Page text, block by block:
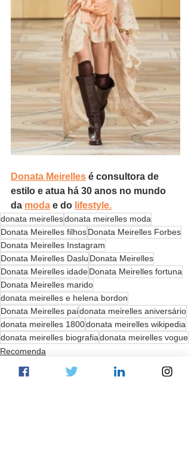
Donata Meirelles é consultora de
estilo e atua há 30 anos no mundo
da moda e do lifestyle.
donata meirellesdonata meirelles moda
Donata Meirelles filhosDonata Meirelles Forbes
Donata Meirelles Instagram
Donata Meirelles Daslu Donata Meirelles
Donata Meirelles idadeDonata Meirelles fortuna
Donata Meirelles marido
donata meirelles e helena bordon
Donata Meirelles paidonata meirelles aniversário
donata meirelles 1800donata meirelles wikipedia
donata meirelles biografiadonata meirelles vogue
Recomenda